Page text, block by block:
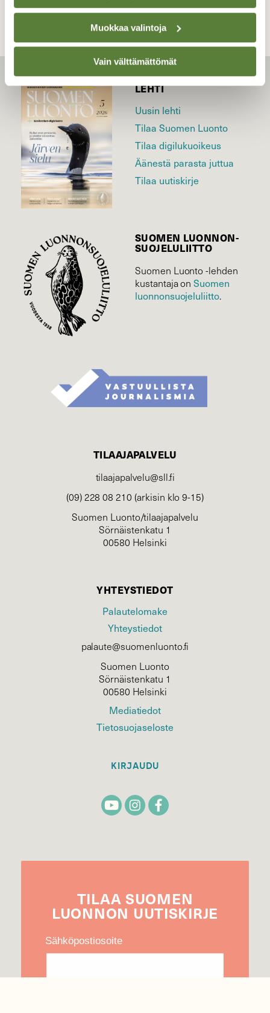
Muokkaa valintoja
Vain välttämättömät
LEHTI
Uusin lehti
Tilaa Suomen Luonto
Tilaa digilukuoikeus
Äänestä parasta juttua
Tilaa uutiskirje
SUOMEN LUONNON­
SUOJELU­LIITTO
Suomen Luonto -lehden
kustantaja onSuomen
luonnonsuojelu­liitto.
TILAAJAPALVELU
tilaajapalvelu@sll.fi
(09) 228 08 210 (arkisin klo 9-15)
Suomen Luonto/tilaajapalvelu
Sörnäistenkatu 1
00580 Helsinki
YHTEYSTIEDOT
Palautelomake
Yhteystiedot
palaute@suomenluonto.fi
Suomen Luonto
Sörnäistenkatu 1
00580 Helsinki
Mediatiedot
Tietosuojaseloste
KIRJAUDU
TILAA SUOMEN
LUONNON UUTIS­KIRJE
Sähköpostiosoite